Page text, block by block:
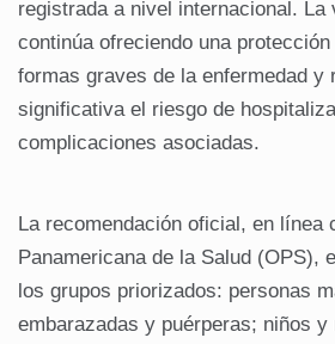
registrada a nivel internacional. La
continúa ofreciendo una
formas graves de la enfermedad y
significativa el riesgo de
complicaciones asociadas.
La recomendación oficial, en línea
Panamericana de la Salud (OPS),
los grupos priorizados: personas
embarazadas y puérperas; niños y